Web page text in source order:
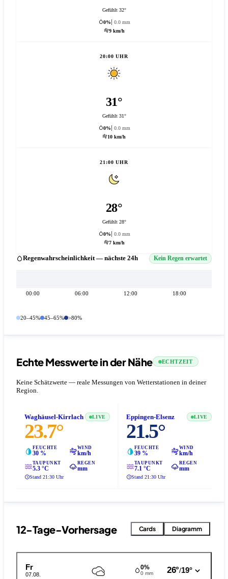
Gefühlt 32°
0%
0.0 mm
9 km/h
20:00 UHR
31°
Gefühlt 31°
0%
0.0 mm
10 km/h
21:00 UHR
28°
Gefühlt 28°
0%
0.0 mm
7 km/h
Regenwahrscheinlichkeit — nächste 24h Kein Regen erwartet
00:00 06:00 12:00 18:00
20–45% 45–65% >80%
Echte Messwerte in der Nähe ECHTZEIT
Keine Schätzwerte — reale Messungen von Wetterstationen in deiner
Region.
Waghäusel-Kirrlach LIVE
23.7°
FEUCHTE
30 %
WIND
km/h
TAUPUNKT
5.3 °C
REGEN
mm
Stand 21:30 Uhr
Eppingen-Elsenz LIVE
21.5°
FEUCHTE
39 %
WIND
km/h
TAUPUNKT
7.1 °C
REGEN
mm
Stand 21:30 Uhr
12-Tage-Vorhersage Cards Diagramm
Fr
07.08.
0%
0 mm 26°/19°